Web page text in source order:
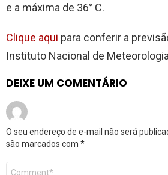
e a máxima de 36° C.
Clique aqui para conferir a
Instituto Nacional de
DEIXE UM COMENTÁRIO
O seu endereço de e-mail não será
são marcados com *
Comentário